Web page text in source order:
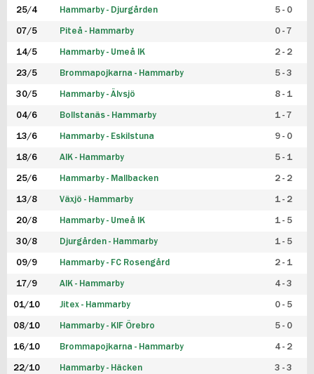
25/4 Hammarby - Djurgården 5 - 0
07/5 Piteå - Hammarby 0 - 7
14/5 Hammarby - Umeå IK 2 - 2
23/5 Brommapojkarna - Hammarby 5 - 3
30/5 Hammarby - Älvsjö 8 - 1
04/6 Bollstanäs - Hammarby 1 - 7
13/6 Hammarby - Eskilstuna 9 - 0
18/6 AIK - Hammarby 5 - 1
25/6 Hammarby - Mallbacken 2 - 2
13/8 Växjö - Hammarby 1 - 2
20/8 Hammarby - Umeå IK 1 - 5
30/8 Djurgården - Hammarby 1 - 5
09/9 Hammarby - FC Rosengård 2 - 1
17/9 AIK - Hammarby 4 - 3
01/10 Jitex - Hammarby 0 - 5
08/10 Hammarby - KIF Örebro 5 - 0
16/10 Brommapojkarna - Hammarby 4 - 2
22/10 Hammarby - Häcken 3 - 3